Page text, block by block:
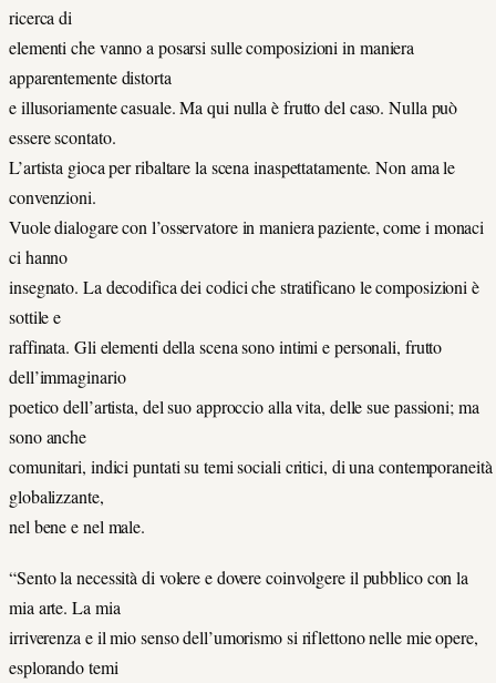
ricerca di
elementi che vanno a posarsi sulle composizioni in maniera
apparentemente distorta
e illusoriamente casuale. Ma qui nulla è frutto del caso. Nulla può
essere scontato.
L’artista gioca per ribaltare la scena inaspettatamente. Non ama le
convenzioni.
Vuole dialogare con l’osservatore in maniera paziente, come i monaci
ci hanno
insegnato. La decodifica dei codici che stratificano le composizioni è
sottile e
raffinata. Gli elementi della scena sono intimi e personali, frutto
dell’immaginario
poetico dell’artista, del suo approccio alla vita, delle sue passioni; ma
sono anche
comunitari, indici puntati su temi sociali critici, di una contemporaneità
globalizzante,
nel bene e nel male.
“Sento la necessità di volere e dovere coinvolgere il pubblico con la
mia arte. La mia
irriverenza e il mio senso dell’umorismo si riflettono nelle mie opere,
esplorando temi